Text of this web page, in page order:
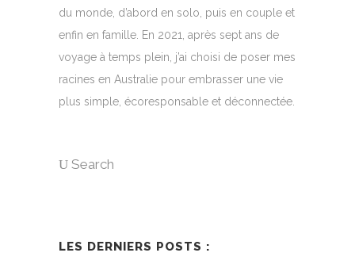
du monde, d’abord en solo, puis en couple et
enfin en famille. En 2021, après sept ans de
voyage à temps plein, j’ai choisi de poser mes
racines en Australie pour embrasser une vie
plus simple, écoresponsable et déconnectée.
Search
LES DERNIERS POSTS :